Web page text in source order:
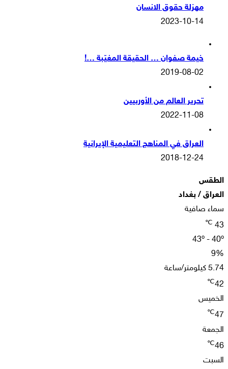
مهزلة حقوق الانسان
2023-10-14
خيمة صفوان … الحقيقة المغيّبة …!
2019-08-02
تحرير العالم من الأوربيين
2022-11-08
العراق في المناهج التعليمية الإيرانية
2018-12-24
الطقس
العراق / بغداد
سماء صافية
43
℃
43º - 40º
9%
5.74 كيلومتر/ساعة
42
℃
الخميس
47
℃
الجمعة
46
℃
السبت